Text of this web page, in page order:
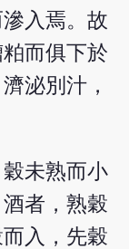
入焉。故
而俱下於
泌別汁，
未熟而小
者，熟穀
入，先穀